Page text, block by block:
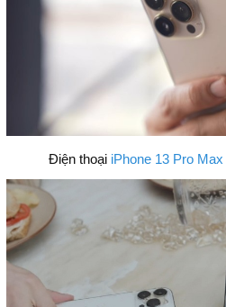
Điện thoại iPhone 13 Pro Max